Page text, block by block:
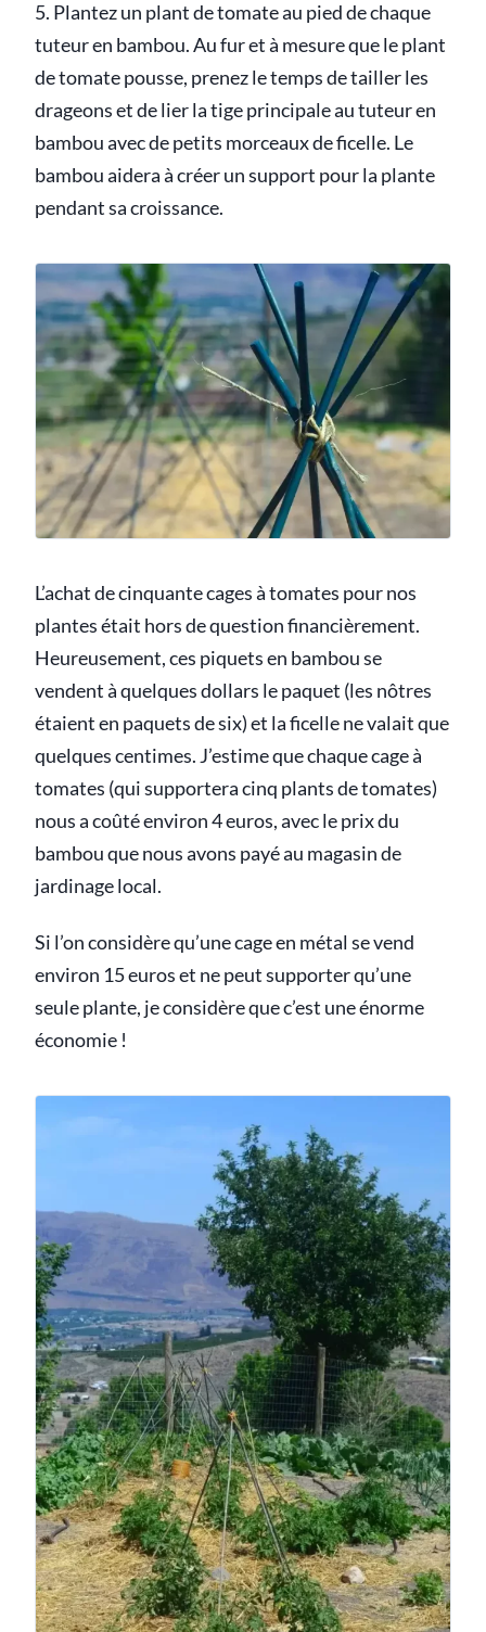
5. Plantez un plant de tomate au pied de chaque
tuteur en bambou. Au fur et à mesure que le plant
de tomate pousse, prenez le temps de tailler les
drageons et de lier la tige principale au tuteur en
bambou avec de petits morceaux de ficelle. Le
bambou aidera à créer un support pour la plante
pendant sa croissance.
L’achat de cinquante cages à tomates pour nos
plantes était hors de question financièrement.
Heureusement, ces piquets en bambou se
vendent à quelques dollars le paquet (les nôtres
étaient en paquets de six) et la ficelle ne valait que
quelques centimes. J’estime que chaque cage à
tomates (qui supportera cinq plants de tomates)
nous a coûté environ 4 euros, avec le prix du
bambou que nous avons payé au magasin de
jardinage local.
Si l’on considère qu’une cage en métal se vend
environ 15 euros et ne peut supporter qu’une
seule plante, je considère que c’est une énorme
économie !